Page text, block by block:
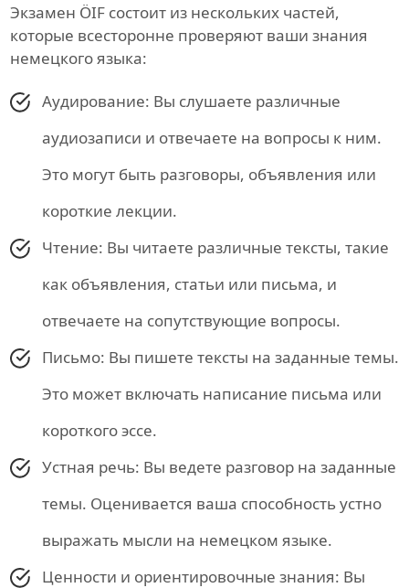
Экзамен ÖIF состоит из нескольких частей,
которые всесторонне проверяют ваши знания
немецкого языка:
Аудирование: Вы слушаете различные
аудиозаписи и отвечаете на вопросы к ним.
Это могут быть разговоры, объявления или
короткие лекции.
Чтение: Вы читаете различные тексты, такие
как объявления, статьи или письма, и
отвечаете на сопутствующие вопросы.
Письмо: Вы пишете тексты на заданные темы.
Это может включать написание письма или
короткого эссе.
Устная речь: Вы ведете разговор на заданные
темы. Оценивается ваша способность устно
выражать мысли на немецком языке.
Ценности и ориентировочные знания: Вы